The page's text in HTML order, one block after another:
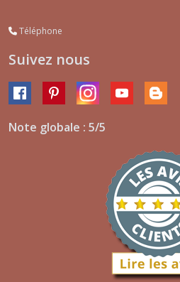
Téléphone
Suivez nous
Note globale : 5/5